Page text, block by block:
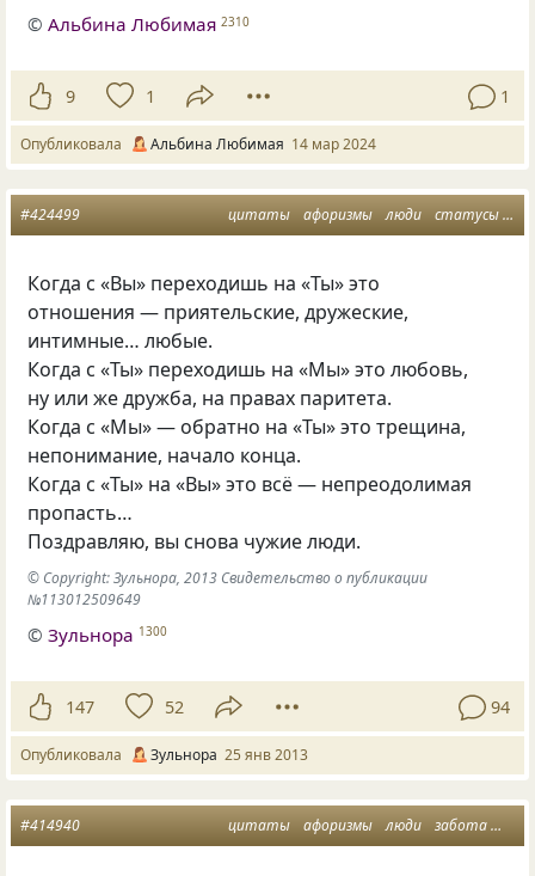
©Альбина Любимая 2310
9 1 1
Опубликовала Альбина Любимая 14 мар 2024
цитаты афоризмы люди статусы
#424499
Когда с «Вы» переходишь на «Ты» это
отношения — приятельские, дружеские,
интимные… любые.
Когда с «Ты» переходишь на «Мы» это любовь,
ну или же дружба, на правах паритета.
Когда с «Мы» — обратно на «Ты» это трещина,
непонимание, начало конца.
Когда с «Ты» на «Вы» это всё — непреодолимая
пропасть…
Поздравляю, вы снова чужие люди.
© Copyright: Зульнора, 2013 Свидетельство о публикации
№113012509649
©Зульнора 1300
147 52 94
Опубликовала Зульнора 25 янв 2013
цитаты афоризмы люди забота
#414940